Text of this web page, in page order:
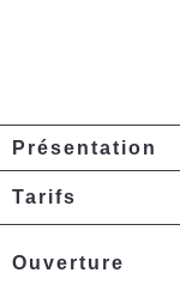
Présentation
Tarifs
Ouverture